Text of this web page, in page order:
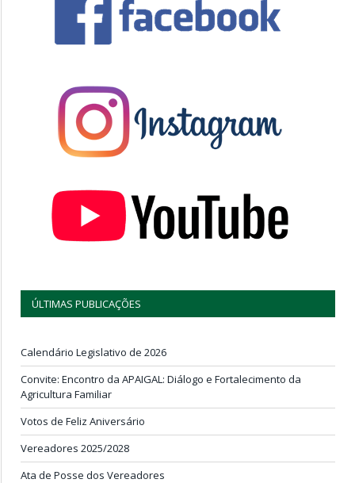
ÚLTIMAS PUBLICAÇÕES
Calendário Legislativo de 2026
Convite: Encontro da APAIGAL: Diálogo e Fortalecimento da
Agricultura Familiar
Votos de Feliz Aniversário
Vereadores 2025/2028
Ata de Posse dos Vereadores